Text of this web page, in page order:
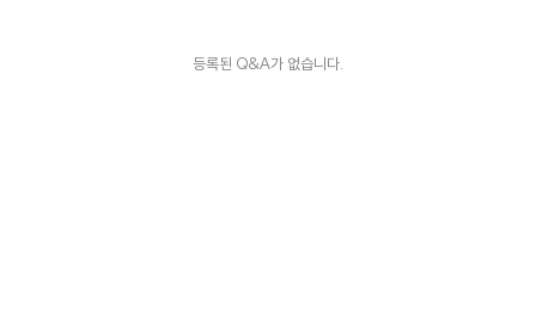
등록된 Q&A가 없습니다.